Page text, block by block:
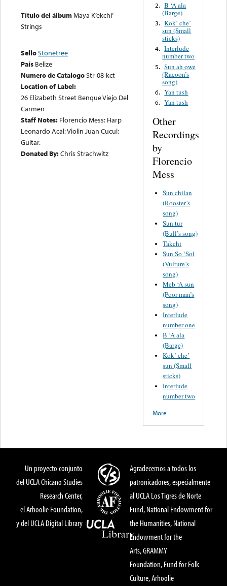
Título del álbumMaya K’ekchi’
Strings
SelloStonetree
País Belize
Numero de CatalogoStr-08-kct
Location of Label:
26 Elizabeth Street Benque Viejo Del
Carmen
Staff Notes: Florencio Mess: Harp
Leonardo Acal: Violin Juan Cucul:
Guitar.
Donated By:Chris Strachwitz
2. B ‘A ala
(Barge)
3. Kok’ che’
sun (Small
sticks)
4. Interlude
number two
5. Sun ah owe
(Racoon’s
song)
6. Yan tush
6. Yan tush
Other
Recordings
by
Florencio
Mess
Sun chilan
(Rooster’s
song)
Sun tur
(Bull’s song)
Takchi
Sun So ‘Sol
(Vulture’s
song)
Meb ‘A sun
(Poor man’s
song)
Interlude
number one
B ‘A ala
(Barge)
Kok’ che’
sun (Small
sticks)
Interlude
number two
More
Un proyecto conjunto
del UCLA Chicano Studies
Research Center,
el Arhoolie Foundation,
y del UCLA Digital Library
Agradecemos a todos los
patronicadores, especialmente
al UCLA Los Tigres de Norte
Fund, National Endowment for
the Humanities, National
Endowment for the
Arts, GRAMMY
Foundation, Fund for Folk
Culture, Arhoolie